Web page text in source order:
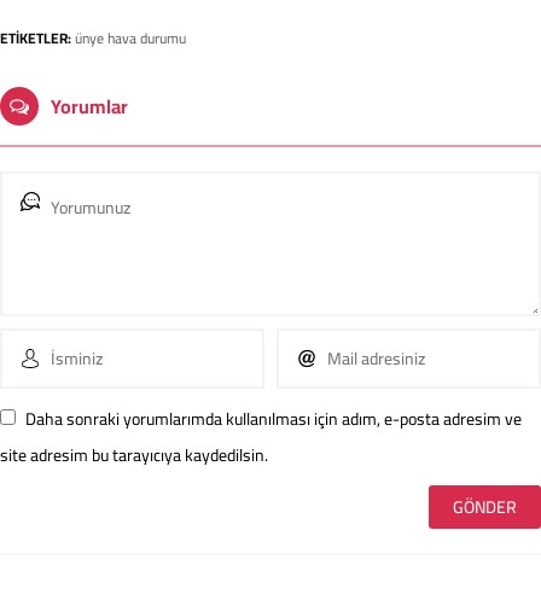
ETİKETLER:ünye hava durumu
Yorumlar
Daha sonraki yorumlarımda kullanılması için adım, e-posta adresim ve
site adresim bu tarayıcıya kaydedilsin.